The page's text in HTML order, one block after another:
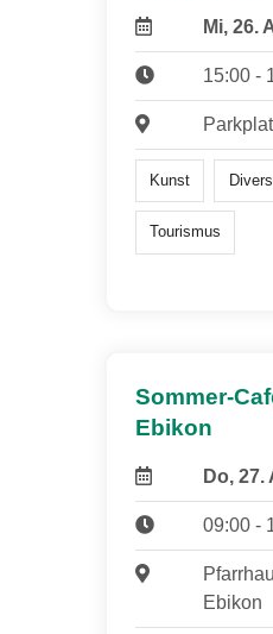
Mi, 26.
15:00 -
Kunst
Tourismus
Sommer-
Ebikon
Do, 27.
09:00 -
Ebikon